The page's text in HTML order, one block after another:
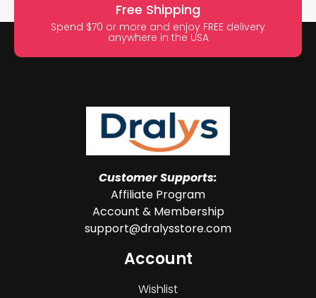
Free Shipping
Spend $70 or more and enjoy FREE delivery
anywhere in the USA
Customer Supports:
Affiliate Program
Account & Membership
support@dralysstore.com
Account
Wishlist